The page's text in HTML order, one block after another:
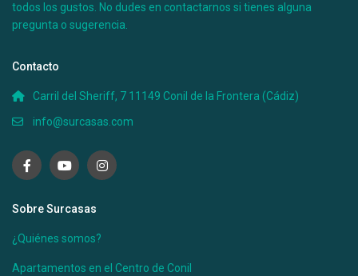
Casa Úrsula III
todos los gustos. No dudes en contactarnos si tienes alguna
pregunta o sugerencia.
Contacto
Carril del Sheriff, 7 11149 Conil de la Frontera (Cádiz)
info@surcasas.com
Sobre Surcasas
¿Quiénes somos?
Apartamentos en el Centro de Conil